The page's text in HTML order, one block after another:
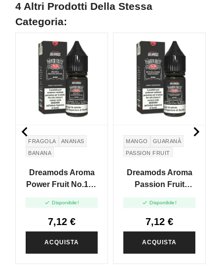
4 Altri Prodotti Della Stessa
Categoria:
FRAGOLA
ANANAS
BANANA
Dreamods Aroma
Power Fruit No.13 -
 Disponibile!
7,12 €
ACQUISTA
MANGO
GUARANÀ
PASSION FRUIT
PASSIONE
Dreamods Aroma
Passion Fruit
 Disponibile!
7,12 €
ACQUISTA
 